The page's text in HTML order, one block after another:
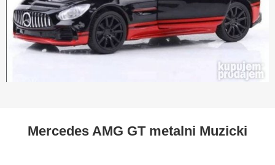
Mercedes AMG GT metalni Muzicki